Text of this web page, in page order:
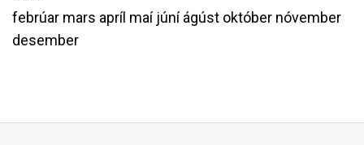
febrúar mars apríl maí júníágúst október nóvember
desember